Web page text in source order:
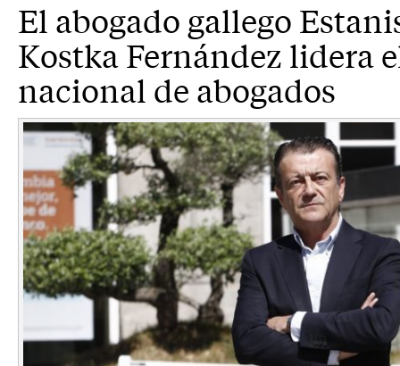
El abogado gallego
Kostka Fernández lidera
nacional de abogados